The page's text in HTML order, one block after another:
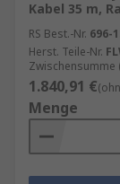
Kabel 35 m,
RS Best.-Nr. 696-
Herst. Teile-Nr.
Zwischensumme
1.840,91 €
Menge